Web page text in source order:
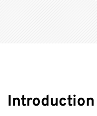
Introduction